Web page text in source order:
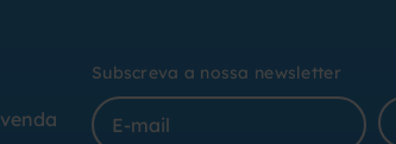
Subscreva a nossa newsletter